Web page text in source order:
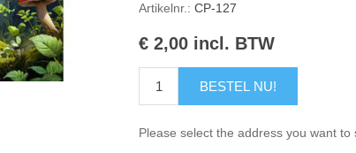
Artikelnr.: CP-127
€ 2,00 incl. BTW
BESTEL NU!
Please select the address you want to